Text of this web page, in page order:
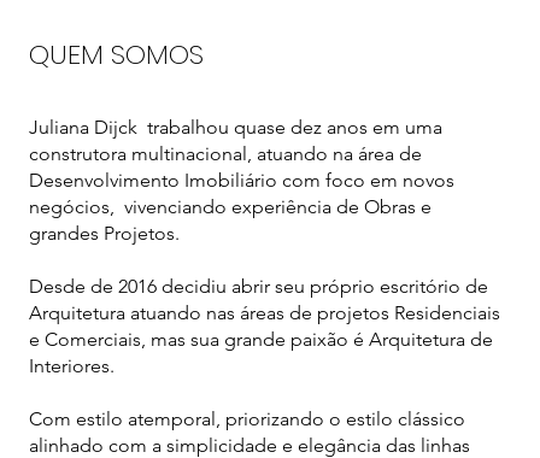
QUEM SOMOS
Juliana Dijck trabalhou quase dez anos em uma
construtora multinacional, atuando na área de
Desenvolvimento Imobiliário com foco em novos
negócios, vivenciando experiência de Obras e
grandes Projetos.
Desde de 2016 decidiu abrir seu próprio escritório de
Arquitetura atuando nas áreas de projetos Residenciais
e Comerciais, mas sua grande paixão é Arquitetura de
Interiores.
Com estilo atemporal, priorizando o estilo clássico
alinhado com a simplicidade e elegância das linhas